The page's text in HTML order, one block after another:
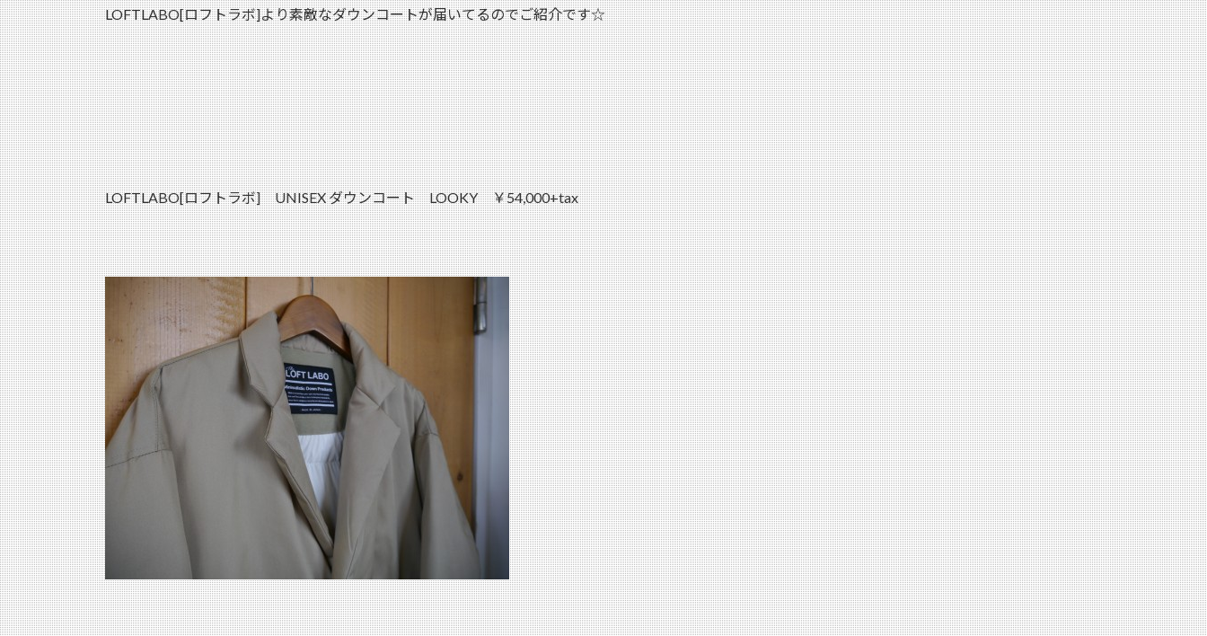
LOFTLABO[ロフトラボ]より素敵なダウンコートが届いてるのでご紹介です☆
LOFTLABO[ロフトラボ] UNISEX ダウンコート LOOKY ￥54,000+tax